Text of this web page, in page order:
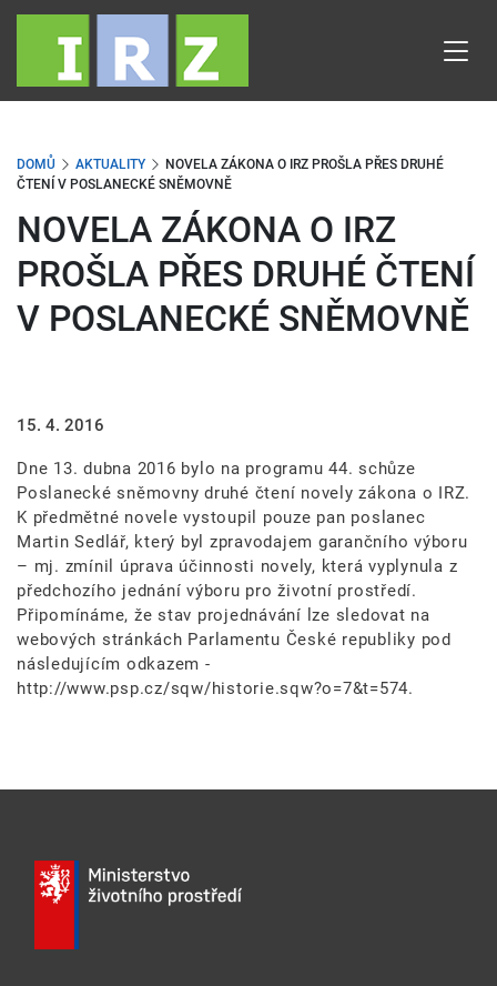
Přejít
obsahu
DOMŮ AKTUALITY
NOVELA ZÁKONA O IRZ PROŠLA PŘES DRUHÉ
ČTENÍ V POSLANECKÉ SNĚMOVNĚ
NOVELA ZÁKONA O IRZ
PROŠLA PŘES DRUHÉ ČTENÍ
V POSLANECKÉ SNĚMOVNĚ
15. 4. 2016
Dne 13. dubna 2016 bylo na programu 44. schůze
Poslanecké sněmovny druhé čtení novely zákona o IRZ.
K předmětné novele vystoupil pouze pan poslanec
Martin Sedlář, který byl zpravodajem garančního výboru
– mj. zmínil úprava účinnosti novely, která vyplynula z
předchozího jednání výboru pro životní prostředí.
Připomínáme, že stav projednávání lze sledovat na
webových stránkách Parlamentu České republiky pod
následujícím odkazem -
http://www.psp.cz/sqw/historie.sqw?o=7&t=574.